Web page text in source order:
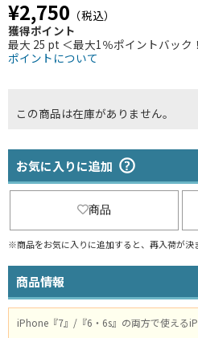
¥2,750 （税込）
獲得ポイント
最大 25 pt ＜最大1％ポイントバック
ポイントについて
この商品は在庫がありません。
お気に入りに追加
商品
※商品をお気に入りに追加すると、再入荷が決
商品情報
iPhone『7』/『6・6s』の両方で使える